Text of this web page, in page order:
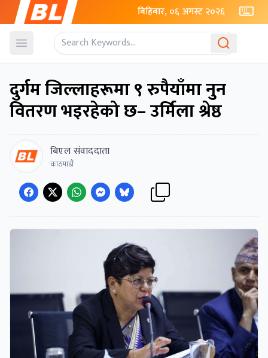
बिहिबार, ०६ अगस्ट २०२६
Open menu
दुर्गम जिल्लाहरूमा ९ रुपैयाँमा नुन
वितरण भइरहेको छ– उर्मिला श्रेष्ठ
बिएल संवाददाता
काठमाडाैं